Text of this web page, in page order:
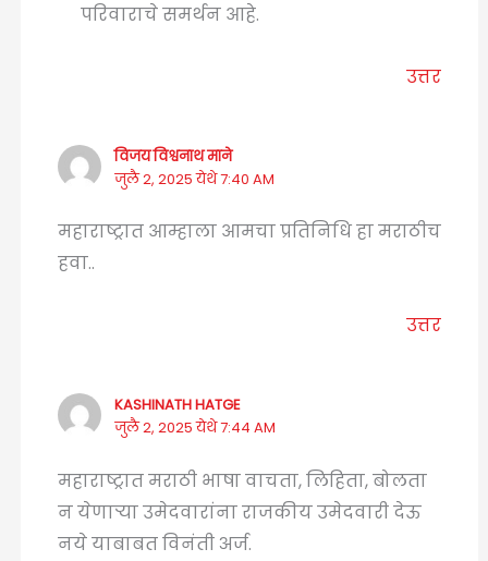
परिवाराचे समर्थन आहे.
उत्तर
विजय विश्वनाथ माने
जुलै 2, 2025 येथे 7:40 AM
महाराष्ट्रात आम्हाला आमचा प्रतिनिधि हा मराठीच
हवा..
उत्तर
KASHINATH HATGE
जुलै 2, 2025 येथे 7:44 AM
महाराष्ट्रात मराठी भाषा वाचता, लिहिता, बोलता
न येणाऱ्या उमेदवारांना राजकीय उमेदवारी देऊ
नये याबाबत विनंती अर्ज.